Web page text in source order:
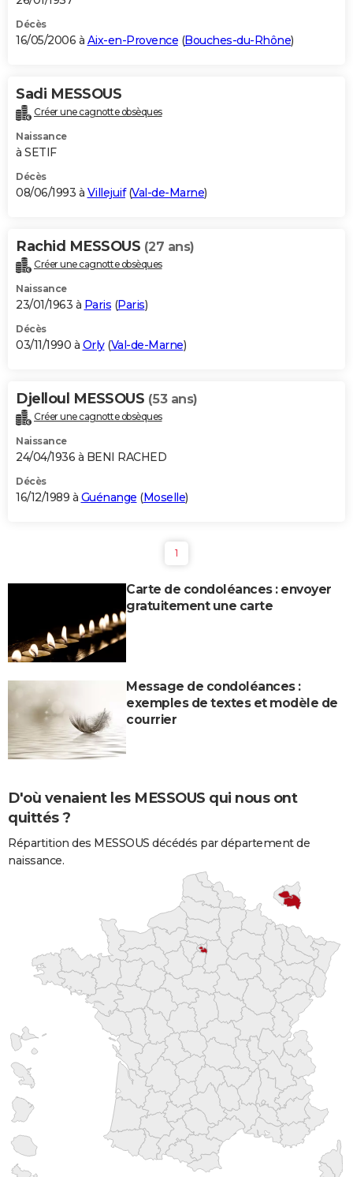
Décès
16/05/2006 à Aix-en-Provence (Bouches-du-Rhône)
Sadi MESSOUS
Créer une cagnotte obsèques
Naissance
à SETIF
Décès
08/06/1993 à Villejuif(Val-de-Marne)
Rachid MESSOUS (27 ans)
Créer une cagnotte obsèques
Naissance
23/01/1963 à Paris (Paris)
Décès
03/11/1990 à Orly(Val-de-Marne)
Djelloul MESSOUS (53 ans)
Créer une cagnotte obsèques
Naissance
24/04/1936 à BENI RACHED
Décès
16/12/1989 à Guénange (Moselle)
1
Carte de condoléances : envoyer
gratuitement une carte
Message de condoléances :
exemples de textes et modèle de
courrier
D'où venaient les MESSOUS qui nous ont
quittés ?
Répartition des MESSOUS décédés par département de
naissance.